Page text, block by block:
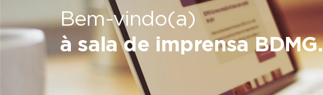
Bem-vindo(a)
à sala de imprensa BDMG.